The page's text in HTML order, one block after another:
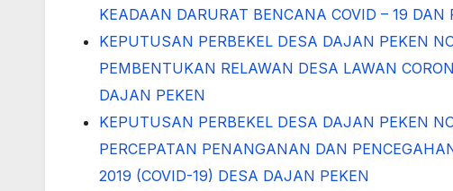
KEADAAN DARURAT BENCANA COVID – 19
KEPUTUSAN PERBEKEL DESA DAJAN PEKEN
PEMBENTUKAN RELAWAN DESA LAWAN
DAJAN PEKEN
KEPUTUSAN PERBEKEL DESA DAJAN PEKEN
PERCEPATAN PENANGANAN DAN
2019 (COVID-19) DESA DAJAN PEKEN